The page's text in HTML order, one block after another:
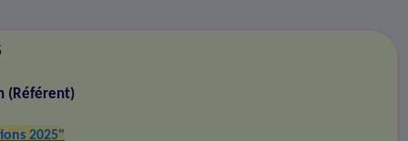
(Référent)
2025"